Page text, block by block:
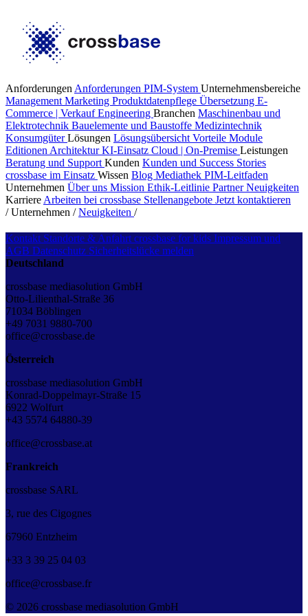
Anforderungen Anforderungen PIM-System Unternehmensbereiche
Management Marketing Produktdatenpflege Übersetzung E-
Commerce | VerkaufEngineering Branchen Maschinenbau und
Elektrotechnik Bauelemente und Baustoffe Medizintechnik
KonsumgüterLösungen Lösungsübersicht Vorteile Module
Editionen ArchitekturKI-Einsatz Cloud | On-Premise Leistungen
Beratung und Support Kunden Kunden und Success Stories
crossbase im Einsatz Wissen Blog Mediathek PIM-Leitfaden
Unternehmen Über uns Mission Ethik-Leitlinie PartnerNeuigkeiten
Karriere Arbeiten bei crossbase Stellenangebote Jetzt kontaktieren
/ Unternehmen / Neuigkeiten /
Kontakt Standorte & Anfahrt crossbase for kids Impressum und
AGB Datenschutz Sicherheitslücke melden
Deutschland
crossbase mediasolution GmbH
Otto-Lilienthal-Straße 36
71034 Böblingen
+49 7031 9880-700
office@crossbase.de
Österreich
crossbase mediasolution GmbH
Konrad-Doppelmayr-Straße 15
6922 Wolfurt
+43 5574 64880-39
office@crossbase.at
Frankreich
crossbase SARL
3, rue des Cigognes
67960 Entzheim
+33 3 39 25 04 03
office@crossbase.fr
© 2026 crossbase mediasolution GmbH